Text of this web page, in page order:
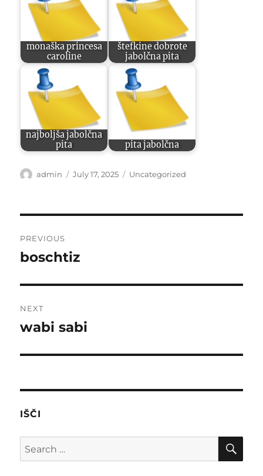
monaška princesa
caroline
štefkine dobrote
jabolčna pita
najboljša jabolčna
pita
pita jabolčna
Author
admin
Posted
July 17, 2025 Categories
Uncategorized
navigation
PREVIOUS
Previous
boschtiz
NEXT
Next
wabi sabi
IŠČI
Search
for: